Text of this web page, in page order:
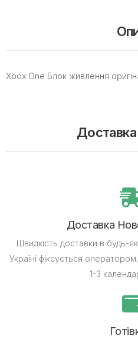
Xbox One Блок живлення
Доставка
Доставка
Швидкість доставки в будь-
Україні фіксується
1-3